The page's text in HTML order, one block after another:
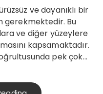
gerekmektedir. Bu
ve diğer yüzeylere
kapsamaktadır.
pek çok…